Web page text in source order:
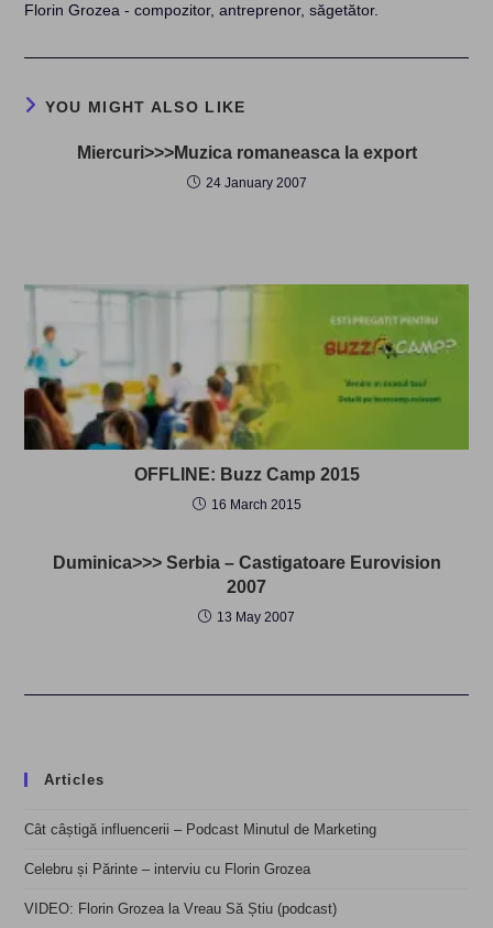
Florin Grozea - compozitor, antreprenor, săgetător.
YOU MIGHT ALSO LIKE
Miercuri>>>Muzica romaneasca la export
24 January 2007
OFFLINE: Buzz Camp 2015
16 March 2015
Duminica>>> Serbia – Castigatoare Eurovision
2007
13 May 2007
Articles
Cât câștigă influencerii – Podcast Minutul de Marketing
Celebru și Părinte – interviu cu Florin Grozea
VIDEO: Florin Grozea la Vreau Să Știu (podcast)